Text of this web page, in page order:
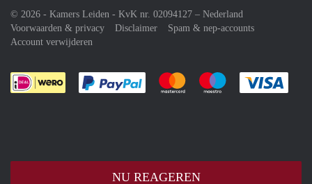
NU REAGEREN
© 2026 - Kamers Leiden - KvK nr. 02094127 – Nederland
Voorwaarden & privacy
Disclaimer
Spam & nep-accounts
Account verwijderen
Je rekent gemakkelijk af met Paypal
Je rekent gemakkelijk af met
Je rekent